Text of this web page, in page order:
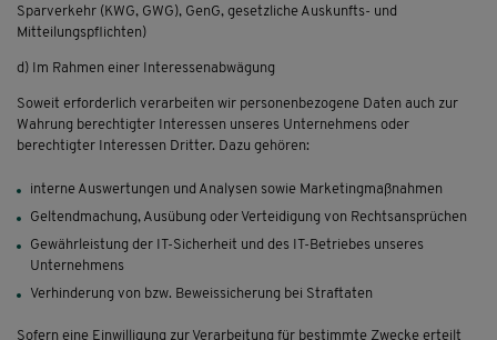
Sparverkehr (KWG, GWG), GenG, gesetzliche Auskunfts- und
Mitteilungspflichten)
d) Im Rahmen einer Interessenabwägung
Soweit erforderlich verarbeiten wir personenbezogene Daten auch zur
Wahrung berechtigter Interessen unseres Unternehmens oder
berechtigter Interessen Dritter. Dazu gehören:
interne Auswertungen und Analysen sowie Marketingmaßnahmen
Geltendmachung, Ausübung oder Verteidigung von Rechtsansprüchen
Gewährleistung der IT-Sicherheit und des IT-Betriebes unseres
Unternehmens
Verhinderung von bzw. Beweissicherung bei Straftaten
Sofern eine Einwilligung zur Verarbeitung für bestimmte Zwecke erteilt